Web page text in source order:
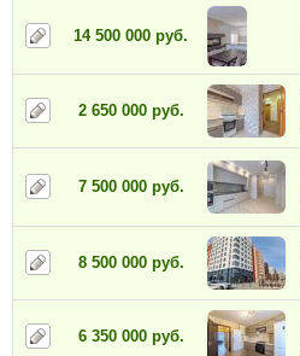
14 500 000 руб.
2 650 000 руб.
7 500 000 руб.
8 500 000 руб.
6 350 000 руб.